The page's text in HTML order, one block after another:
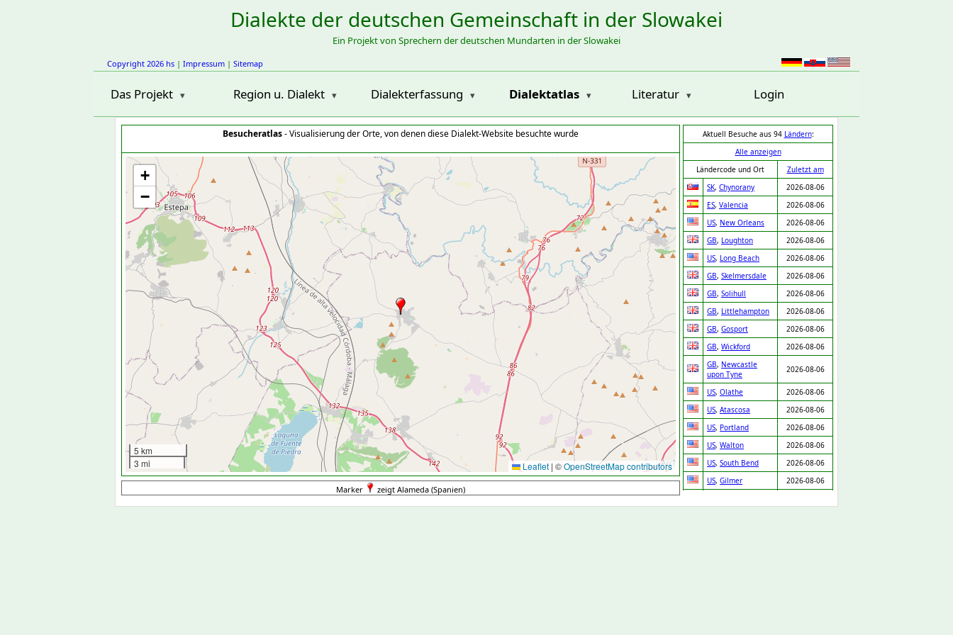
Dialekte der deutschen Gemeinschaft in der Slowakei
Ein Projekt von Sprechern der deutschen Mundarten in der Slowakei
Copyright 2026 hs | Impressum | Sitemap
Das Projekt Region u. Dialekt Dialekterfassung Dialektatlas Literatur Login
Besucheratlas- Visualisierung der Orte, von denen diese Dialekt-Website besuchte wurde
+
−
5 km
3 mi
Leaflet | ©OpenStreetMap contributors
Aktuell Besuche aus 94 Ländern:
Alle anzeigen
Ländercode und Ort
Zuletzt am
SK, Chynorany
2026-08-06
ES, Valencia
2026-08-06
US, New Orleans
2026-08-06
GB, Loughton
2026-08-06
US, Long Beach
2026-08-06
GB, Skelmersdale
2026-08-06
GB, Solihull
2026-08-06
GB, Littlehampton
2026-08-06
GB, Gosport
2026-08-06
GB, Wickford
2026-08-06
GB, Newcastle
upon Tyne
2026-08-06
US, Olathe
2026-08-06
US, Atascosa
2026-08-06
US, Portland
2026-08-06
US, Walton
2026-08-06
US, South Bend
2026-08-06
US, Gilmer
2026-08-06
Marker zeigt Alameda (Spanien)